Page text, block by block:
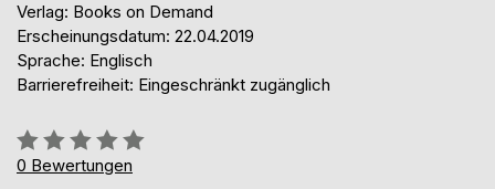
Verlag: Books on Demand
Erscheinungsdatum: 22.04.2019
Sprache: Englisch
Barrierefreiheit: Eingeschränkt zugänglich
Bewertung::
0%
0 Bewertungen